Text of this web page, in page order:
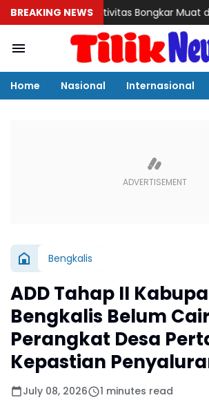
BREAKING NEWS
Misteri Aktivitas Bongkar Muat di
Home Nasional Internasional
Bengkalis
ADD Tahap II
Bengkalis Belum
Perangkat Desa
Kepastian
July 08, 2026 1 minutes read